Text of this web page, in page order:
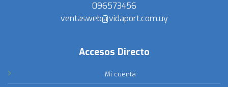
096573456
ventasweb@vidaport.com.uy
Accesos Directo
Mi cuenta